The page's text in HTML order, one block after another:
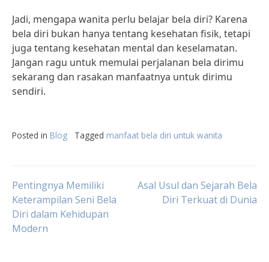
Jadi, mengapa wanita perlu belajar bela diri? Karena
bela diri bukan hanya tentang kesehatan fisik, tetapi
juga tentang kesehatan mental dan keselamatan.
Jangan ragu untuk memulai perjalanan bela dirimu
sekarang dan rasakan manfaatnya untuk dirimu
sendiri.
Posted in Blog Tagged manfaat bela diri untuk wanita
Post
navigation
Pentingnya Memiliki
Keterampilan Seni Bela
Diri dalam Kehidupan
Modern
Asal Usul dan Sejarah Bela
Diri Terkuat di Dunia